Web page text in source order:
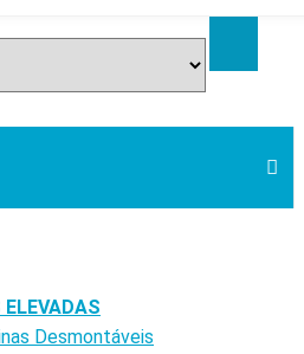
Desmontáveis